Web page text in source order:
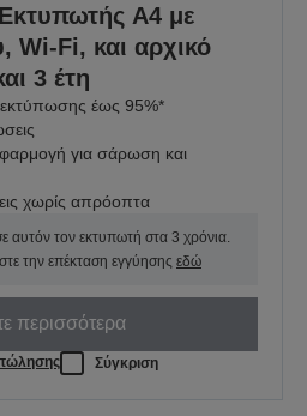
A4 με
Wi-Fi, και αρχικό
3 έτη
έως 95%*
για σάρωση και
χωρίς απρόοπτα
αυτόν τον εκτυπωτή στα 3 χρόνια.
την επέκταση εγγύησης εδώ
περισσότερα
Σύγκριση